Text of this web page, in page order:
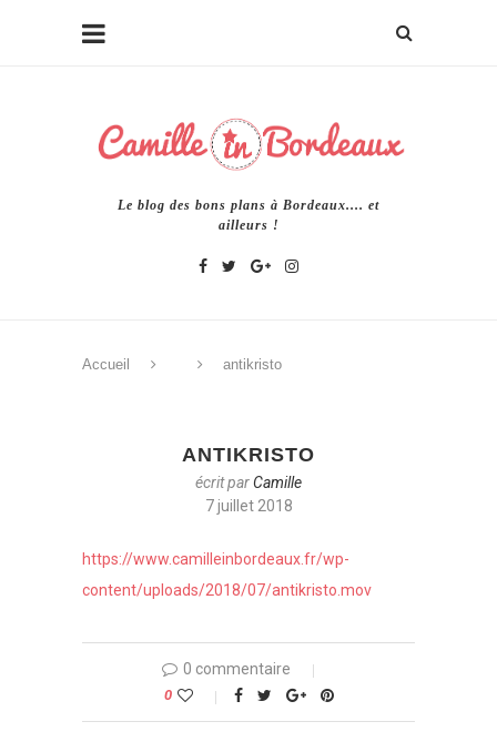
Le blog des bons plans à Bordeaux.... et
ailleurs !
Accueil antikristo
ANTIKRISTO
écrit parCamille
7 juillet 2018
https://www.camilleinbordeaux.fr/wp-
content/uploads/2018/07/antikristo.mov
0 commentaire
0